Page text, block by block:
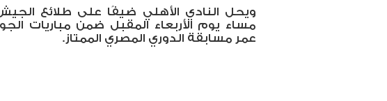
ويحل النادي الأهلي ضيفًا على طلائع
مساء يوم الأربعاء المقبل ضمن مباريات
عمر مسابقة الدوري المصري الممتاز.